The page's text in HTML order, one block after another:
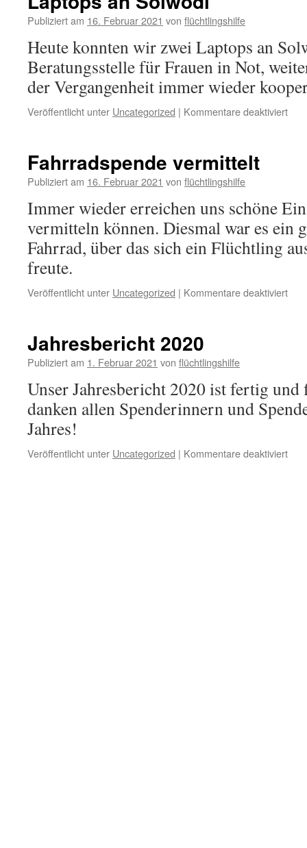
Publiziert am 16. Februar 2021 von flüchtlingshilfe
Heute konnten wir zwei Laptops an
Beratungsstelle für Frauen in Not,
der Vergangenheit immer wieder
Veröffentlicht unter Uncategorized | Kommentare deaktiviert
Fahrradspende vermittelt
Publiziert am 16. Februar 2021 von flüchtlingshilfe
Immer wieder erreichen uns schöne
vermitteln können. Diesmal war es ein
Fahrrad, über das sich ein Flüchtling
freute.
Veröffentlicht unter Uncategorized | Kommentare deaktiviert
Jahresbericht 2020
Publiziert am 1. Februar 2021 von flüchtlingshilfe
Unser Jahresbericht 2020 ist fertig
danken allen Spenderinnern und
Jahres!
Veröffentlicht unter Uncategorized | Kommentare deaktiviert